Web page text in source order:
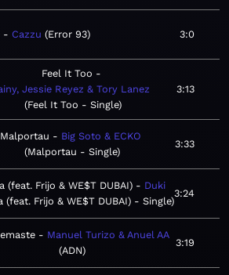
Cazzu Error 93 3:0
Feel It Too
Jessie Reyez & Tory Lanez
Feel It Too - Single
3:13
Malportau
Big Soto & ECKO
Malportau - Single
3:33
(feat. Frijo & WE$T DUBAI)
Duki
(feat. Frijo & WE$T DUBAI) - Single
3:24
Manuel Turizo & Anuel AA
ADN
3:19